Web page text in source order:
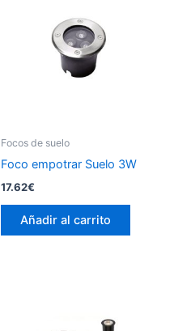
Focos de suelo
Foco empotrar Suelo 3W
17.62€
Añadir al carrito